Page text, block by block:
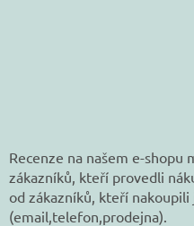
Recenze na našem e-shopu
zákazníků, kteří provedli
od zákazníků, kteří
(email,telefon,prodejna).